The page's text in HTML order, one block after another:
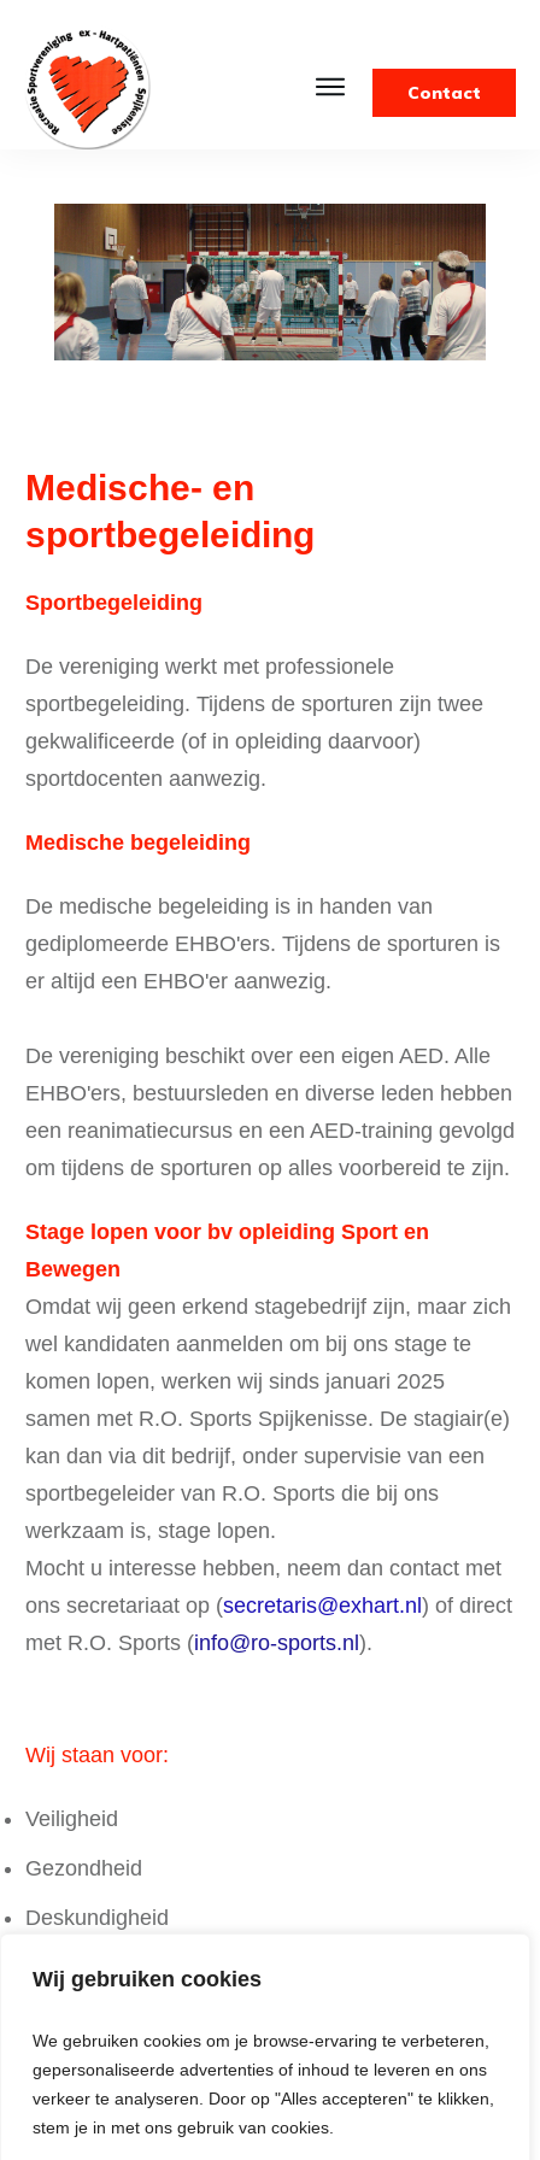
Wij gebruiken cookies
We gebruiken cookies om je browse-ervaring te verbeteren,
gepersonaliseerde advertenties of inhoud te leveren en ons
verkeer te analyseren. Door op "Alles accepteren" te klikken,
stem je in met ons gebruik van cookies.
Contact
Medische- en
sportbegeleiding
Sportbegeleiding
De vereniging werkt met professionele
sportbegeleiding. Tijdens de sporturen zijn twee
gekwalificeerde (of in opleiding daarvoor)
sportdocenten aanwezig.
Medische begeleiding
De medische begeleiding is in handen van
gediplomeerde EHBO'ers. Tijdens de sporturen is
er altijd een EHBO'er aanwezig.
De vereniging beschikt over een eigen AED. Alle
EHBO'ers, bestuursleden en diverse leden hebben
een reanimatiecursus en een AED-training gevolgd
om tijdens de sporturen op alles voorbereid te zijn.
Stage lopen voor bv opleiding Sport en
Bewegen
Omdat wij geen erkend stagebedrijf zijn, maar zich
wel kandidaten aanmelden om bij ons stage te
komen lopen, werken wij sinds januari 2025
samen met R.O. Sports Spijkenisse. De stagiair(e)
kan dan via dit bedrijf, onder supervisie van een
sportbegeleider van R.O. Sports die bij ons
werkzaam is, stage lopen.
Mocht u interesse hebben, neem dan contact met
ons secretariaat op (secretaris@exhart.nl ) of direct
met R.O. Sports (info@ro-sports.nl ).
Wij staan voor:
Veiligheid
Gezondheid
Deskundigheid
Gezelligheid
Contact opnemen